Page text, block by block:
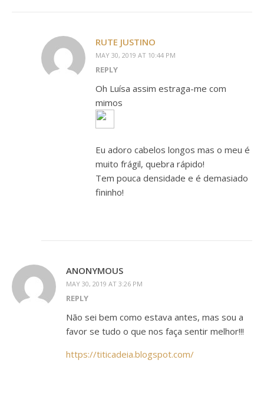
RUTE JUSTINO
MAY 30, 2019 AT 10:44 PM
REPLY
Oh Luísa assim estraga-me com
mimos
Eu adoro cabelos longos mas o meu é
muito frágil, quebra rápido!
Tem pouca densidade e é demasiado
fininho!
ANONYMOUS
MAY 30, 2019 AT 3:26 PM
REPLY
Não sei bem como estava antes, mas sou a
favor se tudo o que nos faça sentir melhor!!!
https://titicadeia.blogspot.com/